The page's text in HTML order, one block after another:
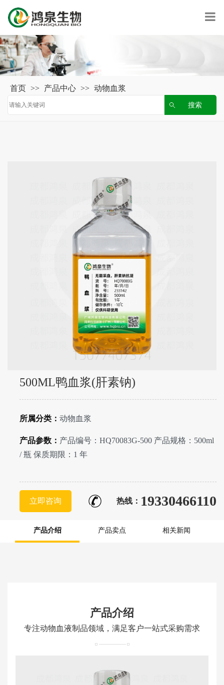
首页 >> 产品中心 >> 动物血浆
500ML鸭血浆(肝素钠)
所属分类： 动物血浆
产品参数： 产品编号：HQ70083G-500 产品规格：500ml
/ 瓶 保质期限：1 年
立即咨询 热线： 19330466110
产品介绍 产品卖点 相关新闻
产品介绍
专注动物血液制品领域，满足客户一站式采购需求